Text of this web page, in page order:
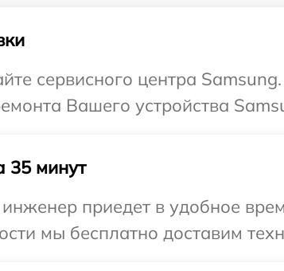
сервисного центра
Вашего устройства
35 минут
приедет в удобное
мы бесплатно доставим